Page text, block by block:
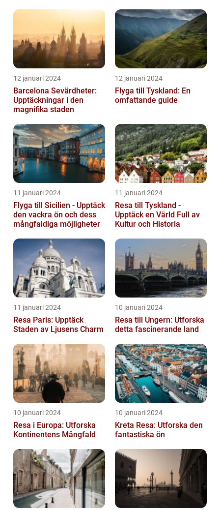
12 januari 2024
Barcelona Sevärdheter:
Upptäckningar i den
magnifika staden
12 januari 2024
Flyga till Tyskland: En
omfattande guide
11 januari 2024
Flyga till Sicilien - Upptäck
den vackra ön och dess
mångfaldiga möjligheter
11 januari 2024
Resa till Tyskland -
Upptäck en Värld Full av
Kultur och Historia
11 januari 2024
Resa Paris: Upptäck
Staden av Ljusens Charm
10 januari 2024
Resa till Ungern: Utforska
detta fascinerande land
10 januari 2024
Resa i Europa: Utforska
Kontinentens Mångfald
10 januari 2024
Kreta Resa: Utforska den
fantastiska ön